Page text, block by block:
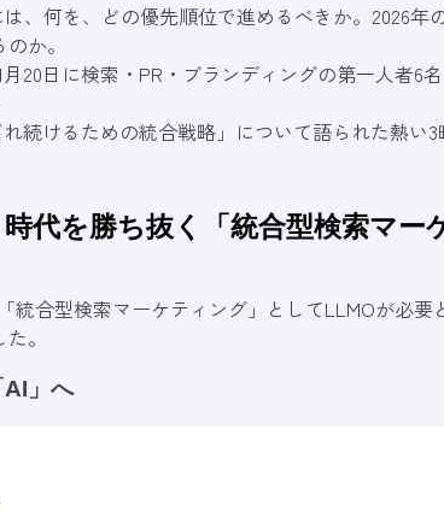
、何を、どの優先順位で進めるべきか。2026年
か。
20日に検索・PR・ブランディングの第一人者6
続けるための統合戦略」について語られた熱い
代を勝ち抜く「統合型検索マー
統合型検索マーケティング」としてLLMOが必
。
AI」へ